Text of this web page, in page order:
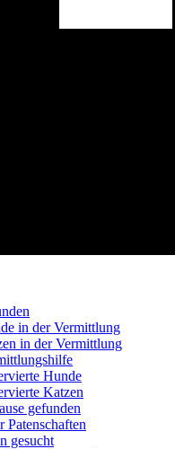
in der Vermittlung
in der Vermittlung
Hunde
Katzen
gefunden
Patenschaften
gesucht